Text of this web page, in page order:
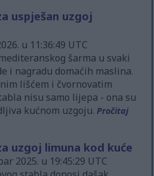
uspješan uzgoj
u 11:36:49 UTC
šarma u svaki
i nagradu domaćih maslina.
lišćem i čvornovatim
nisu samo lijepa - ona su
kućnom uzgoju.Pročitaj
uzgoj limuna kod kuće
2025. u 19:45:29 UTC